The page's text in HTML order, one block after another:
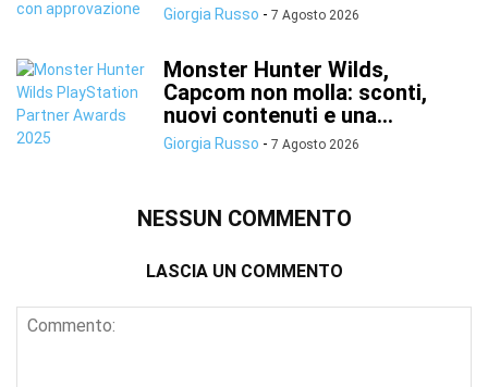
Giorgia Russo - 7 Agosto 2026
Monster Hunter Wilds,
Capcom non molla: sconti,
nuovi contenuti e una...
Giorgia Russo - 7 Agosto 2026
NESSUN COMMENTO
LASCIA UN COMMENTO